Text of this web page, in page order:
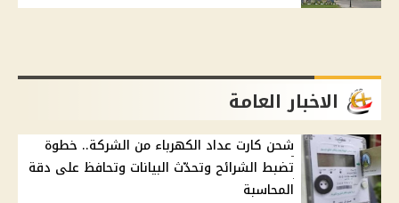
الاخبار العامة
شحن كارت عداد الكهرباء من الشركة.. خطوة
تضبط الشرائح وتحدّث البيانات وتحافظ على دقة
المحاسبة